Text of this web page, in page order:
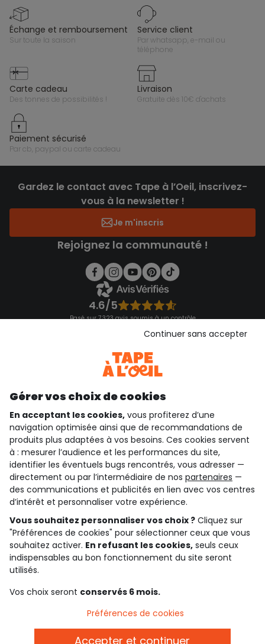
échange et remboursement
sur toute la saison
service client
par whatsapp, e-mail ou
téléphone
carte cadeau
des tonnes de possibilités !
livraison
gratuite dès 10€ d'achats
paiement sécurisé
par cb, paypal ou carte cadeau
Gardez le contact avec Tape à l’Oeil, inscrivez-
vous à la newsletter !
Je m'inscris
Rejoignez la communauté !
4.6/5
Basé sur 7 323 avis soumis à un contrôle
Consulter les CGU
qui sommes-nous ?
besoin d'aide ?
le club fidélité
notre catalogue
Conditions générales de ventes et d'utilisation
Conditions d’utilisation des réseaux sociaux
Politique de confidentialité
Cookies et données personnelles
Paramètres des cookies
Gérer vos choix de cookies
En acceptant les cookies, vous profiterez d’une
navigation optimisée ainsi que de recommandations de
produits plus adaptées à vos besoins. Ces cookies servent
à : mesurer l’audience et les performances du site,
identifier les éventuels bugs rencontrés, vous adresser —
directement ou par l’intermédiaire de nos partenaires —
des communications et publicités en lien avec vos centres
d’intérêt et personnaliser votre expérience.
Vous souhaitez personnaliser vos choix ? Cliquez sur
"Préférences de cookies" pour sélectionner ceux que vous
souhaitez activer. En refusant les cookies, seuls ceux
indispensables au bon fonctionnement du site seront
utilisés.
Vos choix seront conservés 6 mois.
Continuer sans accepter
Préférences de cookies
Accepter et continuer